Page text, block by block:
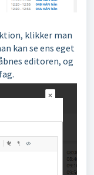
klikker man
kan se ens eget
editoren, og